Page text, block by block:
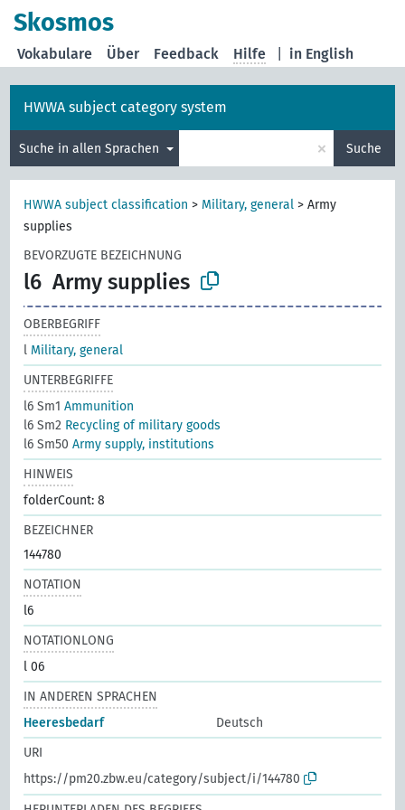
Skosmos
in English
Vokabulare Über Feedback Hilfe
HWWA subject category system
Suche in allen Sprachen × Suche
HWWA subject classification > Military, general >Army
supplies
BEVORZUGTE BEZEICHNUNG
l6 Army supplies
OBERBEGRIFF
l Military, general
UNTERBEGRIFFE
l6 Sm1Ammunition
l6 Sm2 Recycling of military goods
l6 Sm50Army supply, institutions
HINWEIS
folderCount: 8
BEZEICHNER
144780
NOTATION
l6
NOTATIONLONG
l 06
IN ANDEREN SPRACHEN
Heeresbedarf
Deutsch
URI
https://pm20.zbw.eu/category/subject/i/144780